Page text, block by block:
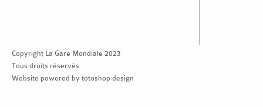
Copyright La Gare Mondiale 2023
Tous droits réservés
Website powered by totoshop design